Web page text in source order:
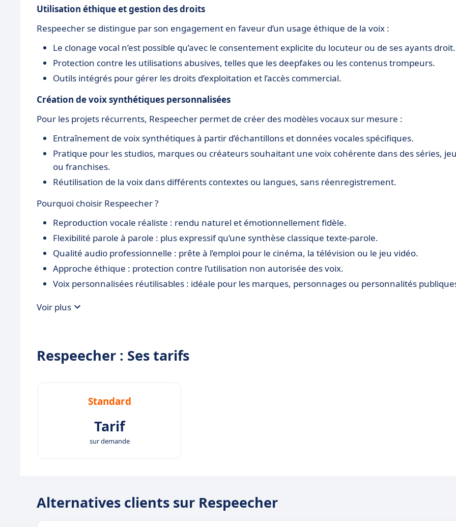
Utilisation éthique et gestion des droits
Respeecher se distingue par son engagement en faveur d’un usage éthique de la voix :
Le clonage vocal n’est possible qu’avec le consentement explicite du locuteur ou de ses ayants droit.
Protection contre les utilisations abusives, telles que les deepfakes ou les contenus trompeurs.
Outils intégrés pour gérer les droits d’exploitation et l’accès commercial.
Création de voix synthétiques personnalisées
Pour les projets récurrents, Respeecher permet de créer des modèles vocaux sur mesure :
Entraînement de voix synthétiques à partir d’échantillons et données vocales spécifiques.
Pratique pour les studios, marques ou créateurs souhaitant une voix cohérente dans des séries,
ou franchises.
Réutilisation de la voix dans différents contextes ou langues, sans réenregistrement.
Pourquoi choisir Respeecher ?
Reproduction vocale réaliste : rendu naturel et émotionnellement fidèle.
Flexibilité parole à parole : plus expressif qu’une synthèse classique texte-parole.
Qualité audio professionnelle : prête à l’emploi pour le cinéma, la télévision ou le jeu vidéo.
Approche éthique : protection contre l’utilisation non autorisée des voix.
Voix personnalisées réutilisables : idéale pour les marques, personnages ou personnalités
Voir plus
Respeecher : Ses tarifs
Standard
Tarif
sur demande
Alternatives clients sur Respeecher